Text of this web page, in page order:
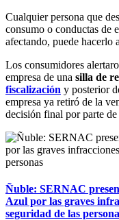
Cualquier persona que
consumo o conductas de
afectando, puede hacerlo
Los consumidores
empresa de una silla de
fiscalización y posterior
empresa ya retiró de la
decisión final por parte
Ñuble: SERNAC
Azul por las graves
seguridad de las